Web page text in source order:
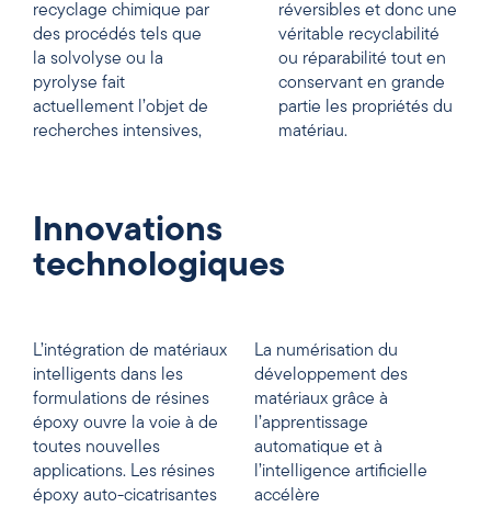
recyclage chimique par
des procédés tels que
la solvolyse ou la
pyrolyse fait
actuellement l’objet de
recherches intensives,
réversibles et donc une
véritable recyclabilité
ou réparabilité tout en
conservant en grande
partie les propriétés du
matériau.
Innovations
technologiques
L’intégration de matériaux
intelligents dans les
formulations de résines
époxy ouvre la voie à de
toutes nouvelles
applications. Les résines
époxy auto-cicatrisantes
La numérisation du
développement des
matériaux grâce à
l’apprentissage
automatique et à
l’intelligence artificielle
accélère